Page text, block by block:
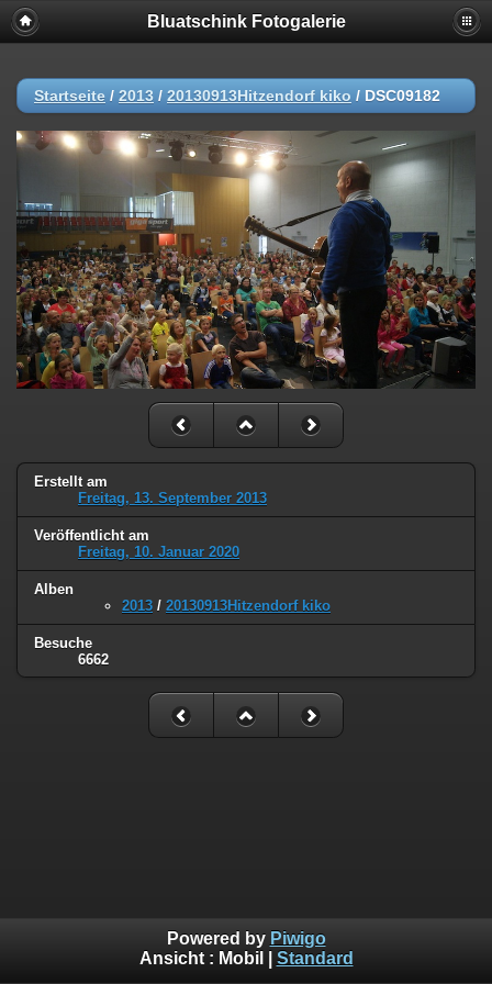
Bluatschink Fotogalerie
Startseite / 2013 / 20130913Hitzendorf kiko / DSC09182
Erstellt am
Freitag, 13. September 2013
Veröffentlicht am
Freitag, 10. Januar 2020
Alben
2013 / 20130913Hitzendorf kiko
Besuche
6662
Powered by Piwigo
Ansicht : Mobil Standard